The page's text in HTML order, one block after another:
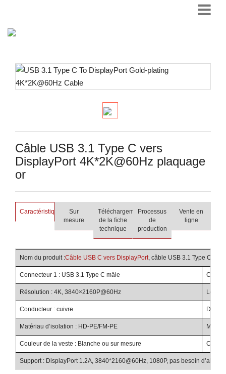
Câble USB 3.1 Type C vers
DisplayPort 4K*2K@60Hz plaquage
or
Caractéristiques
Sur
mesure
Téléchargement
de la fiche
technique
Processus
de
production
Vente en
ligne
Nom du produit :Câble USB C vers DisplayPort , câble USB 3.1 Type C
Connecteur 1 : USB 3.1 Type C mâle
Résolution : 4K, 3840×2160P@60Hz
Conducteur : cuivre
Matériau d’isolation : HD-PE/FM-PE
Couleur de la veste : Blanche ou sur mesure
Support : DisplayPort 1.2A, 3840*2160@60Hz, 1080P, pas besoin